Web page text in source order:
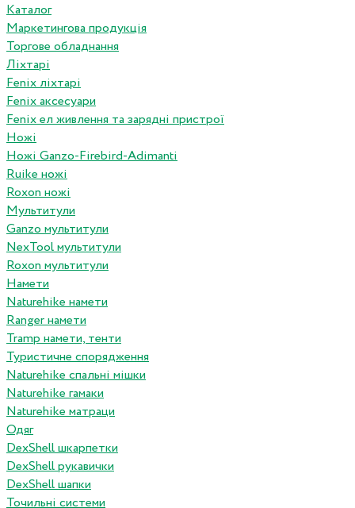
Каталог
Маркетингова продукція
Торгове обладнання
Ліхтарі
Fenix ліхтарі
Fenix аксесуари
Fenix ел живлення та зарядні пристрої
Ножі
Ножі Ganzo-Firebird-Adimanti
Ruike ножі
Roxon ножi
Мультитули
Ganzo мультитули
NexTool мультитули
Roxon мультитули
Намети
Naturehike намети
Ranger намети
Tramp намети, тенти
Туристичне спорядження
Naturehike спальні мішки
Naturehike гамаки
Naturehike матраци
Одяг
DexShell шкарпетки
DexShell рукавички
DexShell шапки
Точильні системи